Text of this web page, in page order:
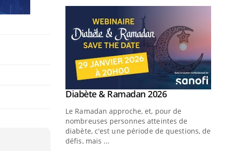
Youtube
Diabète & Ramadan 2026Youtube
Le Ramadan approche, et, pour de
nombreuses personnes atteintes de
diabète, c'est une période de questions, de
défis, mais ...